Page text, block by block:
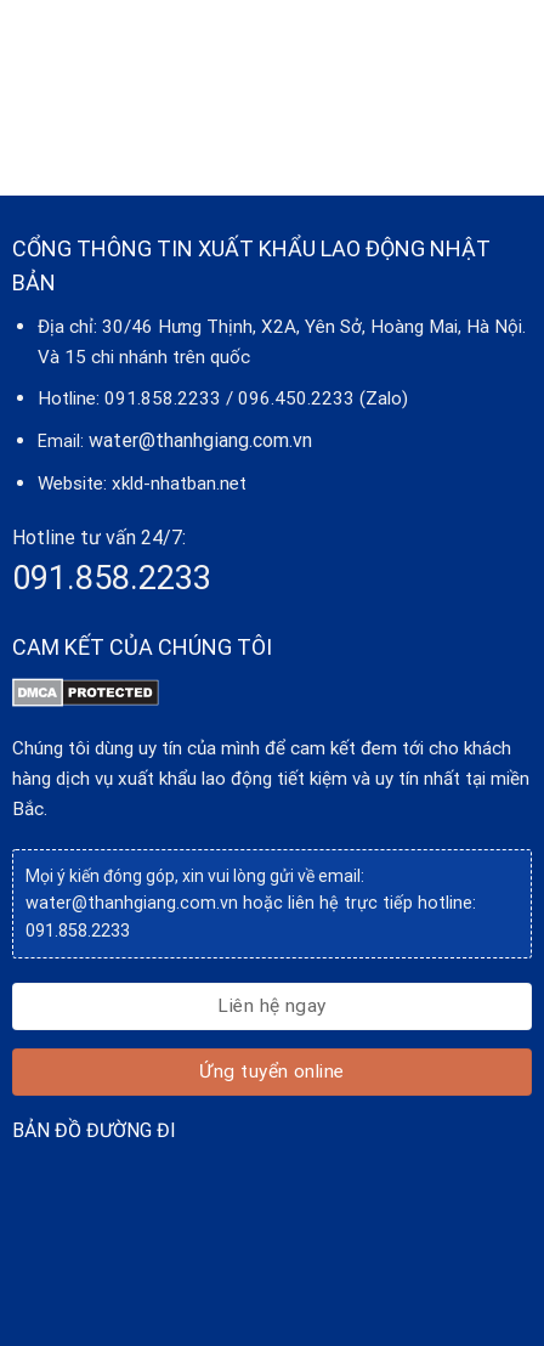
CỔNG THÔNG TIN XUẤT KHẨU LAO ĐỘNG NHẬT
BẢN
Địa chỉ: 30/46 Hưng Thịnh, X2A, Yên Sở, Hoàng Mai, Hà Nội.
Và 15 chi nhánh trên quốc
Hotline: 091.858.2233 / 096.450.2233 (Zalo)
Email: water@thanhgiang.com.vn
Website: xkld-nhatban.net
Hotline tư vấn 24/7:
091.858.2233
CAM KẾT CỦA CHÚNG TÔI
Chúng tôi dùng uy tín của mình để cam kết đem tới cho khách
hàng dịch vụ xuất khẩu lao động tiết kiệm và uy tín nhất tại miền
Bắc.
Mọi ý kiến đóng góp, xin vui lòng gửi về email:
water@thanhgiang.com.vn hoặc liên hệ trực tiếp hotline:
091.858.2233
Liên hệ ngay
Ứng tuyển online
BẢN ĐỒ ĐƯỜNG ĐI